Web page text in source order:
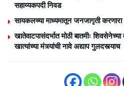
सहाय्यकपदी निवड
सायकलच्या माध्यमातून जनजागृती करणारा
खातेवाटपासंदर्भात मोठी बातमीः
खात्यांच्या मंत्र्यांची नावे अद्याप गुलदस्त्याच